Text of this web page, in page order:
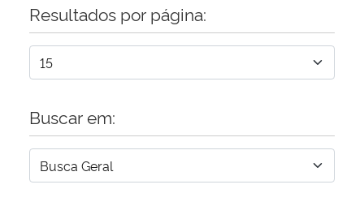
Resultados por página:
Buscar em: